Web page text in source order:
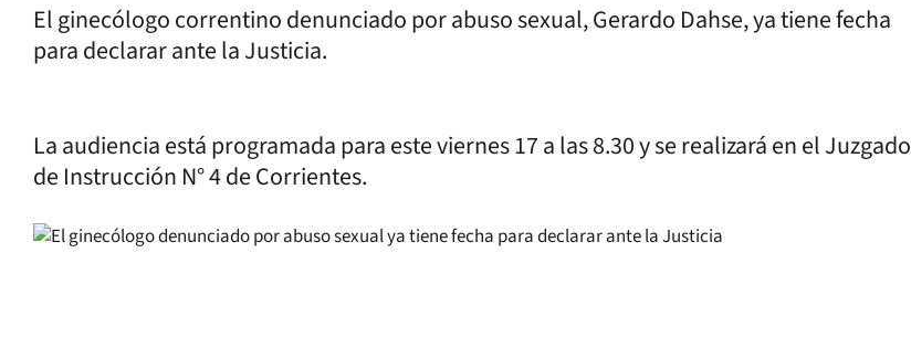
El ginecólogo correntino denunciado por abuso sexual, Gerardo Dahse, ya tiene fecha
para declarar ante la Justicia.
La audiencia está programada para este viernes 17 a las 8.30 y se realizará en el Juzgado
de Instrucción N° 4 de Corrientes.